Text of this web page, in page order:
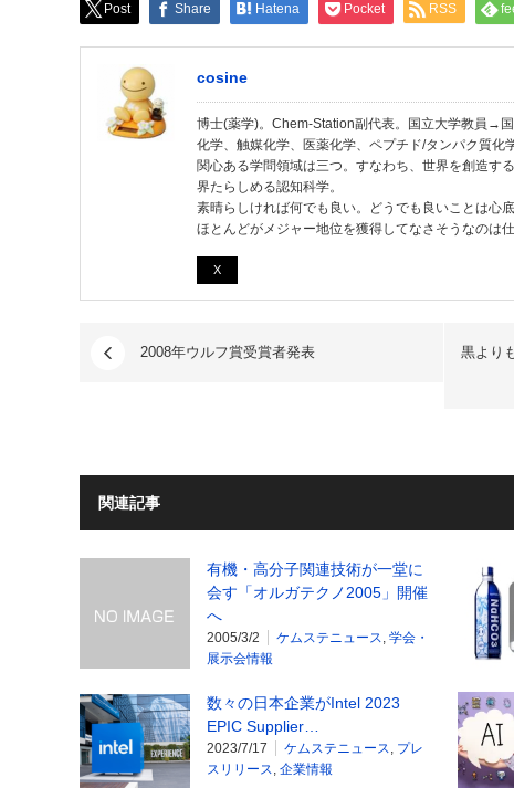
Post Share Hatena Pocket RSS
cosine
博士(薬学)。Chem-Station副代表。国立大学教員→
化学、触媒化学、医薬化学、ペプチド/タンパク質化学
関心ある学問領域は三つ。すなわち、世界を創造す
界たらしめる認知科学。
素晴らしければ何でも良い。どうでも良いことは心
ほとんどがメジャー地位を獲得してなさそうなのは仕
X
2008年ウルフ賞受賞者発表
黒より
関連記事
有機・高分子関連技術が一堂に
会す「オルガテクノ2005」開催
へ
2005/3/2 ケムステニュース, 学会・
展示会情報
数々の日本企業がIntel 2023
EPIC Supplier…
2023/7/17 ケムステニュース, プレ
スリリース, 企業情報